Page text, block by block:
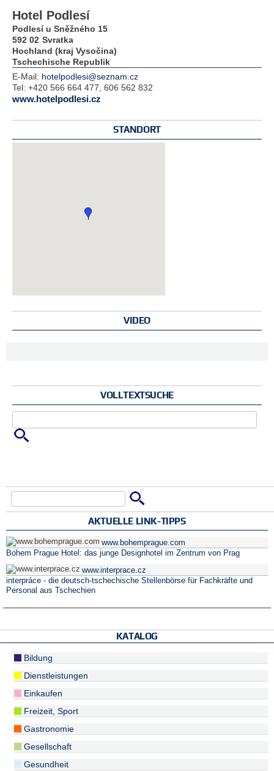
Hotel Podlesí
Podlesí u Sněžného 15
592 02 Svratka
Hochland (kraj Vysočina)
Tschechische Republik
E-Mail: hotelpodlesi@seznam.cz
Tel: +420 566 664 477, 606 562 832
www.hotelpodlesi.cz
STANDORT
VIDEO
VOLLTEXTSUCHE
Suchformular
AKTUELLE LINK-TIPPS
www.bohemprague.com
Bohem Prague Hotel: das junge Designhotel im Zentrum von Prag
www.interprace.cz
interpráce - die deutsch-tschechische Stellenbörse für Fachkräfte und
Personal aus Tschechien
KATALOG
Bildung
Dienstleistungen
Einkaufen
Freizeit, Sport
Gastronomie
Gesellschaft
Gesundheit